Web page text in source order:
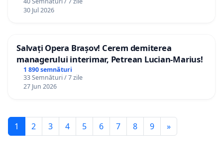
30 Jul 2026
Salvați Opera Brașov! Cerem demiterea
managerului interimar, Petrean Lucian-Marius!
1 890 semnături
33 Semnături / 7 zile
27 Jun 2026
1 2 3 4 5 6 7 8 9 »